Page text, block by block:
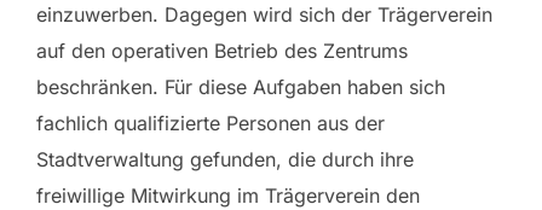
einzuwerben. Dagegen wird sich der Trägerverein
auf den operativen Betrieb des Zentrums
beschränken. Für diese Aufgaben haben sich
fachlich qualifizierte Personen aus der
Stadtverwaltung gefunden, die durch ihre
freiwillige Mitwirkung im Trägerverein den